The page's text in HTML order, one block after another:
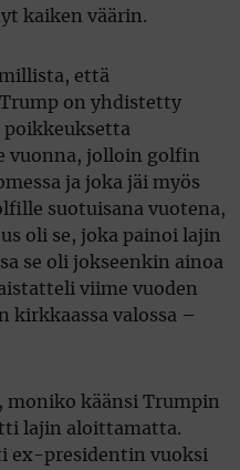
kaiken väärin.
että
on yhdistetty
vuonna, jolloin golfin
ja joka jäi myös
suotuisana vuotena,
oli se, joka painoi lajin
se oli jokseenkin ainoa
viime vuoden
kirkkaassa valossa –
käänsi Trumpin
lajin aloittamatta.
ex-presidentin vuoksi